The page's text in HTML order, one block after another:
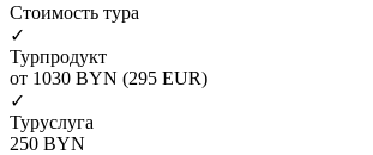
Cтоимость тура
✓
Турпродукт
от 1030 BYN (295 EUR)
✓
Туруслуга
250 BYN